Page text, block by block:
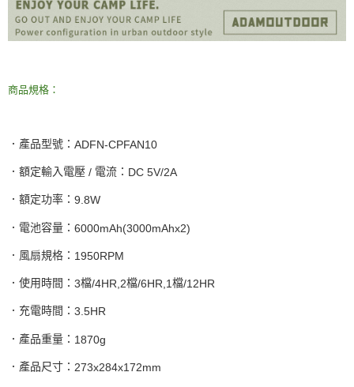
商品規格：
．產品型號： ADFN-CPFAN10
．額定輸入電壓 / 電流： DC 5V/2A
．額定功率： 9.8W
．電池容量： 6000mAh(3000mAhx2)
．風扇規格： 1950RPM
．使用時間： 3檔/4HR,2檔/6HR,1檔/12HR
．充電時間： 3.5HR
．產品重量： 1870g
．產品尺寸： 273x284x172mm